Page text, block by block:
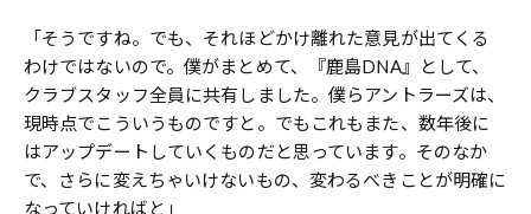
「そうですね。でも、それほどかけ離れた意見が出てくる
わけではないので。僕がまとめて、『鹿島DNA』として、
クラブスタッフ全員に共有しました。僕らアントラーズは、
現時点でこういうものですと。でもこれもまた、数年後に
はアップデートしていくものだと思っています。そのなか
で、さらに変えちゃいけないもの、変わるべきことが明確に
なっていければと」